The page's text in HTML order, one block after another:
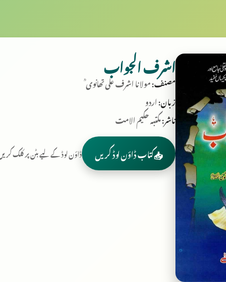
اشرف الجواب
مصنف:مولانا اشرف علی تھانوی ؒ
زبان:اردو
ناشر:مکتبہ حکیم الامت
📥کتاب ڈاؤن لوڈ کریں ڈاؤن لوڈ کے لیے بٹن پر کلک